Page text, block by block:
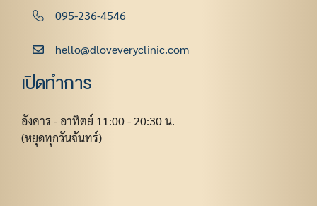
095-236-4546
hello@dloveveryclinic.com
เปิดทำการ
อังคาร - อาทิตย์ 11:00 - 20:30 น.
(หยุดทุกวันจันทร์)